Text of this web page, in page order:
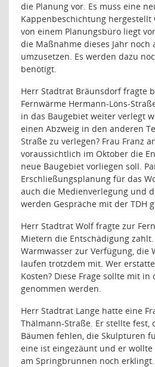
die Planung vor. Es muss eine
Kappenbeschichtung hergestellt
von einem Planungsbüro liegt
die Maßnahme dieses Jahr noch
umzusetzen. Es werden dazu
benötigt.
Herr Stadtrat Bräunsdorf fragte
Fernwärme Hermann-Löns-
in das Baugebiet weiter verlegt
einen Abzweig in den anderen
Straße zu verlegen? Frau Franz
voraussichtlich im Oktober die
neue Baugebiet vorliegen soll.
Erschließungsplanung für das
auch die Medienverlegung und
werden Gespräche mit der TDH
Herr Stadtrat Wolf fragte zur
Mietern die Entschädigung zahlt.
Warmwasser zur Verfügung, die
laufen trotzdem mit. Wer
Kosten? Diese Frage sollte mit
genommen werden.
Herr Stadtrat Lange hatte eine
Thälmann-Straße. Er stellte fest,
Bäumen fehlen, die Skulpturen
eine ist eingezäunt und er
am Springbrunnen noch